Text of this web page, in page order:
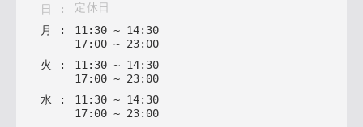
日 :
定休日
月
: 11 : 30 ~ 14: 30
17: 00 ~ 23: 00
火
: 11 : 30 ~ 14: 30
17: 00 ~ 23: 00
水 : 11: 30 ~ 14: 30
17: 00 ~ 23: 00